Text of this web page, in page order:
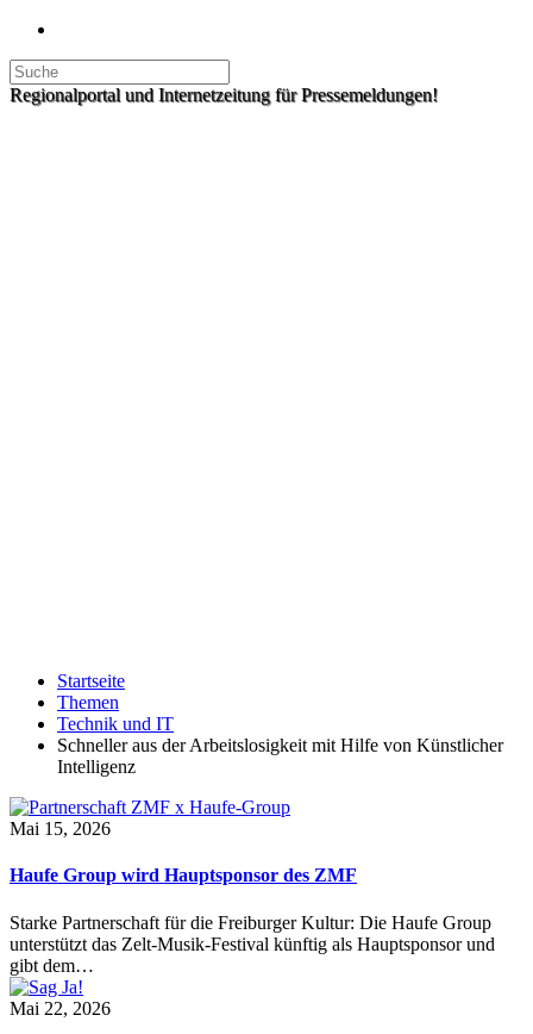
Regionalportal und Internetzeitung für Pressemeldungen!
Startseite
Themen
Technik und IT
Schneller aus der Arbeitslosigkeit mit Hilfe von Künstlicher
Intelligenz
Mai 15, 2026
Haufe Group wird Hauptsponsor des ZMF
Starke Partnerschaft für die Freiburger Kultur: Die Haufe Group
unterstützt das Zelt-Musik-Festival künftig als Hauptsponsor und
gibt dem…
Mai 22, 2026